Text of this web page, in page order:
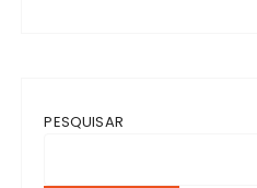
PESQUISAR